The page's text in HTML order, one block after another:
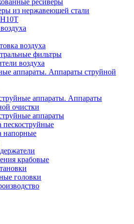
ресиверы
из нержавеющей стали
воздуха
фильтры
воздуха
аппараты. Аппараты струйной
аппараты. Аппараты
очистки
аппараты
пескоструйные
напорные
крабовые
головки